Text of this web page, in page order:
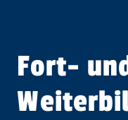
Fort-